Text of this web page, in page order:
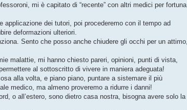
mi è capitato di “recente” con altri medici per fortuna,
dei tutori, poi procederemo con il tempo ad
deformazioni ulteriori.
Sento che posso anche chiudere gli occhi per un attimo,
malattie, mi hanno chiesto pareri, opinioni, punti di vista,
al sottoscritto di vivere in maniera adeguata!
alla volta, e piano piano, puntare a sistemare il più
medico, ma almeno proveremo a ridurre i danni!
o all’estero, sono dietro casa nostra, bisogna avere solo la